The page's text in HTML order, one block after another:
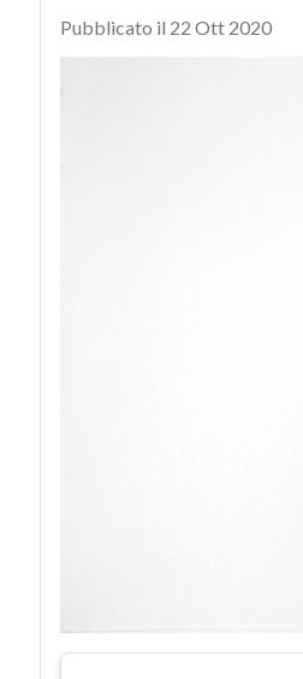
Pubblicato il 22 Ott 2020